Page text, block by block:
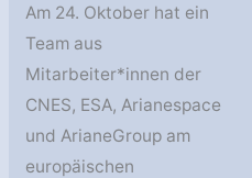
Am 24. Oktober hat ein
Team aus
Mitarbeiter*innen der
CNES, ESA, Arianespace
und ArianeGroup am
europäischen